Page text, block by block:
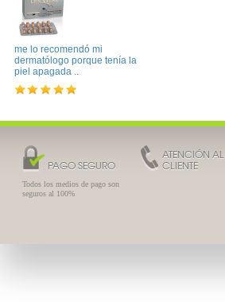
me lo recomendó mi
dermatólogo porque tenía la
piel apagada ..
PAGO SEGURO
Todos los medios de pago son
seguros al 100%
ATENCIÓN AL
CLIENTE